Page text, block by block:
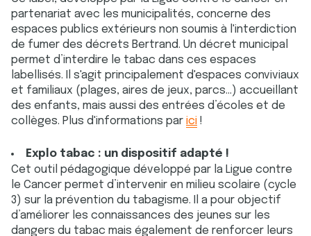
partenariat avec les municipalités, concerne des
espaces publics extérieurs non soumis à l'interdiction
de fumer des décrets Bertrand. Un décret municipal
permet d’interdire le tabac dans ces espaces
labellisés. Il s'agit principalement d'espaces conviviaux
et familiaux (plages, aires de jeux, parcs...) accueillant
des enfants, mais aussi des entrées d’écoles et de
collèges. Plus d'informations par ici !
Explo tabac : un dispositif adapté !
Cet outil pédagogique développé par la Ligue contre
le Cancer permet d’intervenir en milieu scolaire (cycle
3) sur la prévention du tabagisme. Il a pour objectif
d’améliorer les connaissances des jeunes sur les
dangers du tabac mais également de renforcer leurs